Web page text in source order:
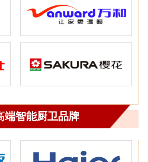
端智能厨卫品牌